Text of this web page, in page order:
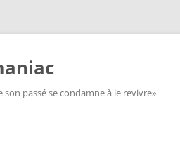
passé se condamne à le revivre»